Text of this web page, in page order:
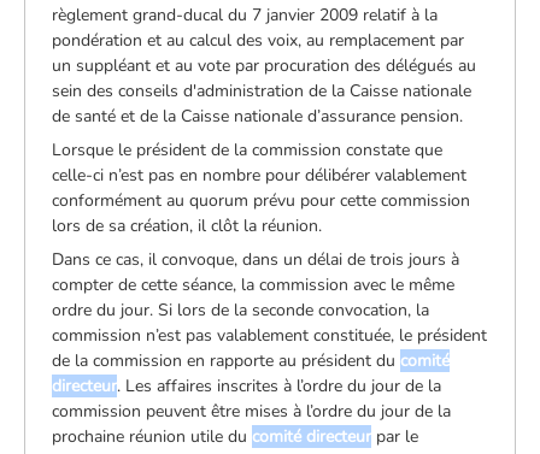
règlement grand-ducal du 7 janvier 2009 relatif à la
pondération et au calcul des voix, au remplacement par
un suppléant et au vote par procuration des délégués au
sein des conseils d'administration de la Caisse nationale
de santé et de la Caisse nationale d’assurance pension.
Lorsque le président de la commission constate que
celle-ci n’est pas en nombre pour délibérer valablement
conformément au quorum prévu pour cette commission
lors de sa création, il clôt la réunion.
Dans ce cas, il convoque, dans un délai de trois jours à
compter de cette séance, la commission avec le même
ordre du jour. Si lors de la seconde convocation, la
commission n’est pas valablement constituée, le président
de la commission en rapporte au président ducomité
directeur. Les affaires inscrites à l’ordre du jour de la
commission peuvent être mises à l’ordre du jour de la
prochaine réunion utile ducomité directeur par le